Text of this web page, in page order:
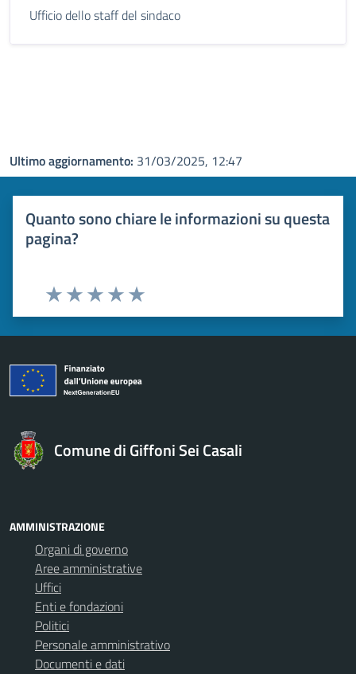
Ufficio dello staff del sindaco
Ultimo aggiornamento: 31/03/2025, 12:47
Quanto sono chiare le informazioni su questa
pagina?
Valuta 5 stelle su 5
Valuta 4 stelle su 5
Valuta 3 stelle su 5
Valuta 2 stelle su 5
Valuta 1 stelle su 5
Comune di Giffoni Sei Casali
AMMINISTRAZIONE
Organi di governo
Aree amministrative
Uffici
Enti e fondazioni
Politici
Personale amministrativo
Documenti e dati